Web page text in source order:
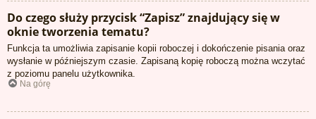
Do czego służy przycisk “Zapisz” znajdujący się w
oknie tworzenia tematu?
Funkcja ta umożliwia zapisanie kopii roboczej i dokończenie pisania oraz
wysłanie w późniejszym czasie. Zapisaną kopię roboczą można wczytać
z poziomu panelu użytkownika.
Na górę